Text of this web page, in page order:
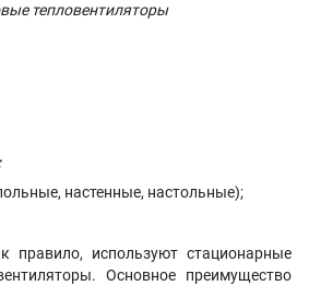
тепловентиляторы
настенные, настольные);
правило, используют стационарные
Основное преимущество